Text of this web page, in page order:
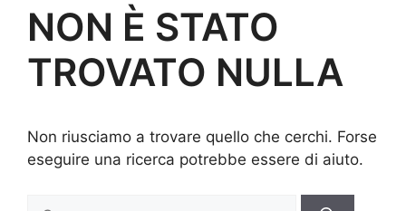
NON È STATO
TROVATO NULLA
Non riusciamo a trovare quello che cerchi. Forse
eseguire una ricerca potrebbe essere di aiuto.